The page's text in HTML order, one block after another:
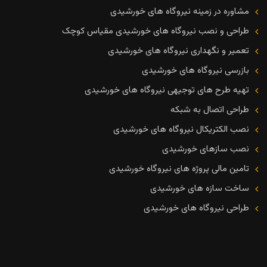
مشاوره در زمینه نیروگاه های خورشیدی
طراحی و نصب نیروگاه های خورشیدی مقیاس کوچک
تعمیر و نگهداری نیروگاه های خورشیدی
بازرسی نیروگاه های خورشیدی
تهیه طرح های توجیهی نیروگاه های خورشیدی
طراحی اتصال به شبکه
نصب الکتریکال نیروگاه های خورشیدی
نصب سازهای خورشیدی
تامین مالی پروژه های نیروگاه خورشیدی
ساخت سازه های خورشیدی
طراحی نیروگاه های خورشیدی